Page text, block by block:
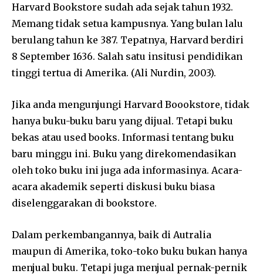
Harvard Bookstore sudah ada sejak tahun 1932.
Memang tidak setua kampusnya. Yang bulan lalu
berulang tahun ke 387. Tepatnya, Harvard berdiri
8 September 1636. Salah satu insitusi pendidikan
tinggi tertua di Amerika. (Ali Nurdin, 2003).
Jika anda mengunjungi Harvard Boookstore, tidak
hanya buku-buku baru yang dijual. Tetapi buku
bekas atau used books. Informasi tentang buku
baru minggu ini. Buku yang direkomendasikan
oleh toko buku ini juga ada informasinya. Acara-
acara akademik seperti diskusi buku biasa
diselenggarakan di bookstore.
Dalam perkembangannya, baik di Autralia
maupun di Amerika, toko-toko buku bukan hanya
menjual buku. Tetapi juga menjual pernak-pernik